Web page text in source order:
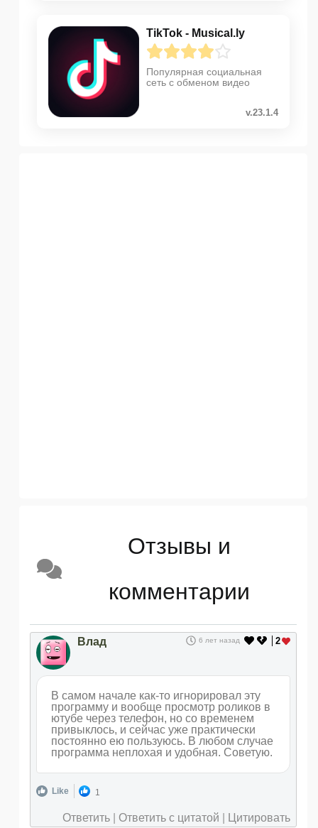
TikTok - Musical.ly
Популярная социальная
сеть с обменом видео
v.23.1.4
Отзывы и
комментарии
2
Влад 6 лет назад
В самом начале как-то игнорировал эту
программу и вообще просмотр роликов в
ютубе через телефон, но со временем
привыклось, и сейчас уже практически
постоянно ею пользуюсь. В любом случае
программа неплохая и удобная. Советую.
Like 1
Ответить Ответить с цитатой Цитировать